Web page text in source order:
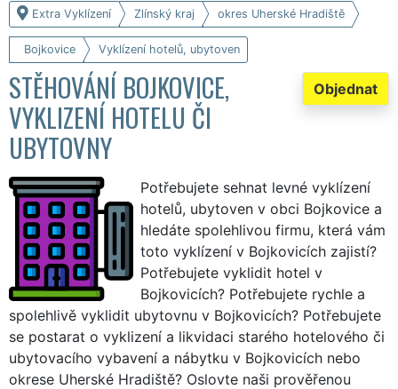
Extra Vyklízení Zlínský kraj okres Uherské Hradiště
Bojkovice Vyklízení hotelů, ubytoven
Objednat
STĚHOVÁNÍ BOJKOVICE,
VYKLIZENÍ HOTELU ČI
UBYTOVNY
Potřebujete sehnat levné vyklízení
hotelů, ubytoven v obci Bojkovice a
hledáte spolehlivou firmu, která vám
toto vyklízení v Bojkovicích zajistí?
Potřebujete vyklidit hotel v
Bojkovicích? Potřebujete rychle a
spolehlivě vyklidit ubytovnu v Bojkovicích? Potřebujete
se postarat o vyklizení a likvidaci starého hotelového či
ubytovacího vybavení a nábytku v Bojkovicích nebo
okrese Uherské Hradiště? Oslovte naši prověřenou